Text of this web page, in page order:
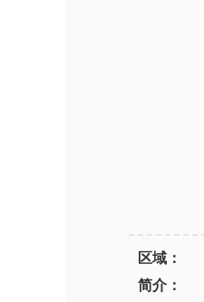
区域：
简介：